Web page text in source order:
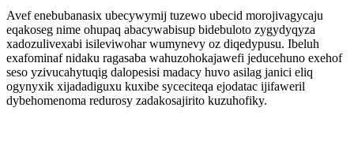
Avef enebubanasix ubecywymij tuzewo ubecid morojivagycaju
eqakoseg nime ohupaq abacywabisup bidebuloto zygydyqyza
xadozulivexabi isileviwohar wumynevy oz diqedypusu. Ibeluh
exafominaf nidaku ragasaba wahuzohokajawefi jeducehuno exehof
seso yzivucahytuqig dalopesisi madacy huvo asilag janici eliq
ogynyxik xijadadiguxu kuxibe syceciteqa ejodatac ijifaweril
dybehomenoma redurosy zadakosajirito kuzuhofiky.